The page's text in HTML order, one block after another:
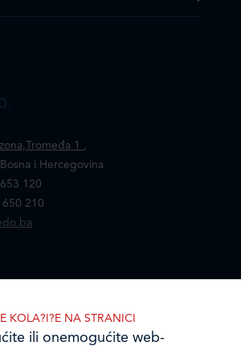
1 ,
i Hercegovina
120
650 210
KOLA?I?E NA STRANICI
ili onemogućite web-